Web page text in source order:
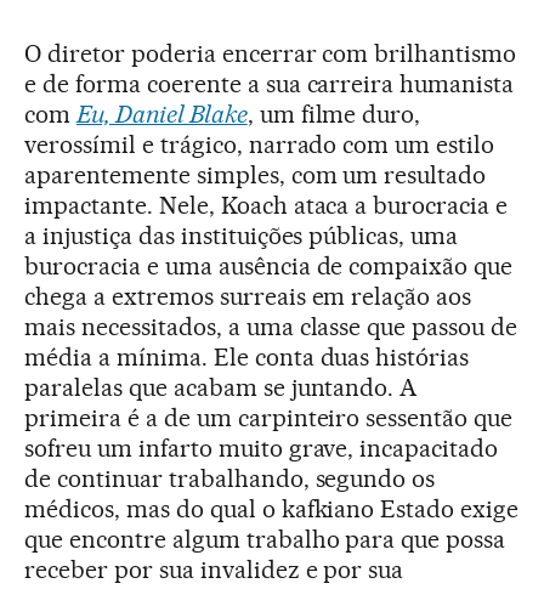
O diretor poderia encerrar com brilhantismo
e de forma coerente a sua carreira humanista
comEu, Daniel Blake, um filme duro,
verossímil e trágico, narrado com um estilo
aparentemente simples, com um resultado
impactante. Nele, Koach ataca a burocracia e
a injustiça das instituições públicas, uma
burocracia e uma ausência de compaixão que
chega a extremos surreais em relação aos
mais necessitados, a uma classe que passou de
média a mínima. Ele conta duas histórias
paralelas que acabam se juntando. A
primeira é a de um carpinteiro sessentão que
sofreu um infarto muito grave, incapacitado
de continuar trabalhando, segundo os
médicos, mas do qual o kafkiano Estado exige
que encontre algum trabalho para que possa
receber por sua invalidez e por sua